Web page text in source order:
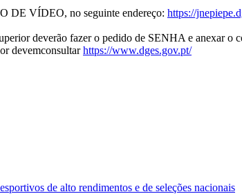
DE VÍDEO, no seguinte endereço: https://
deverão fazer o pedido de SENHA e anexar o
devemconsultarhttps://www.dges.gov.pt/
de alto rendimentos e de seleções nacionais